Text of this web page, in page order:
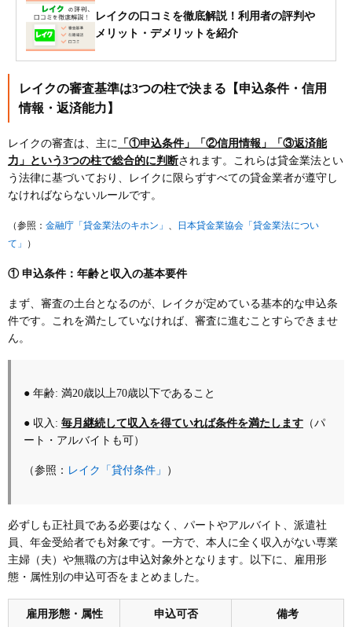
レイクの口コミを徹底解説！利用者の評判や
メリット・デメリットを紹介
レイクの審査基準は3つの柱で決まる【申込条件・信用
情報・返済能力】
レイクの審査は、主に
「①申込条件」「②信用情報」「③返済能
力」という3つの柱で総合的に判断されます。これらは貸金業法とい
う法律に基づいており、レイクに限らずすべての貸金業者が遵守し
なければならないルールです。
（参照： 金融庁「貸金業法のキホン」 、
日本貸金業協会「貸金業法につい
て」
）
① 申込条件：年齢と収入の基本要件
まず、審査の土台となるのが、レイクが定めている基本的な申込条
件です。これを満たしていなければ、審査に進むことすらできませ
ん。
● 年齢: 満20歳以上70歳以下であること
● 収入: 毎月継続して収入を得ていれば条件を満たします （パ
ート・アルバイトも可）
（参照： レイク「貸付条件」 ）
必ずしも正社員である必要はなく、パートやアルバイト、派遣社
員、年金受給者でも対象です。一方で、本人に全く収入がない専業
主婦（夫）や無職の方は申込対象外となります。以下に、雇用形
態・属性別の申込可否をまとめました。
雇用形態・属性 申込可否 備考